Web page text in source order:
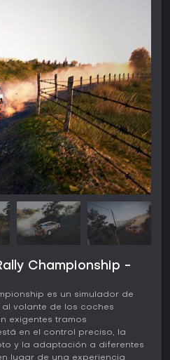
Championship -
es un simulador de
volante de los coches
exigentes tramos
en el control preciso, la
y la adaptación a diferentes
lugar de una experiencia